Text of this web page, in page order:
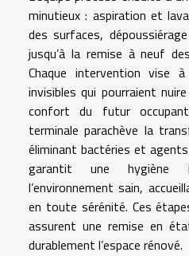
minutieux : aspiration et
des surfaces,
jusqu’à la remise à neuf
Chaque intervention vise
invisibles qui pourraient
confort du futur
terminale parachève la
éliminant bactéries et
garantit une hygiène
l’environnement sain,
en toute sérénité. Ces
assurent une remise en
durablement l’espace rénové.